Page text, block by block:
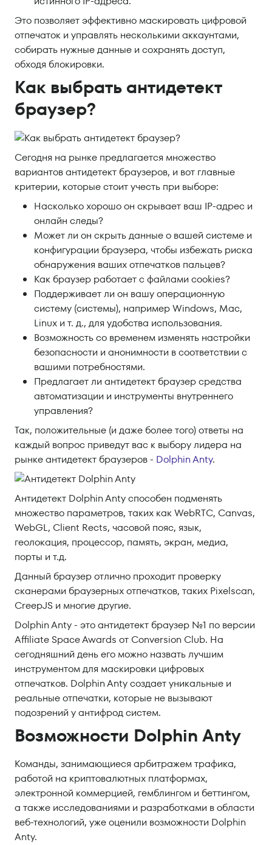
Это позволяет эффективно маскировать цифровой
отпечаток и управлять несколькими аккаунтами,
собирать нужные данные и сохранять доступ,
обходя блокировки.
Как выбрать антидетект
браузер?
Сегодня на рынке предлагается множество
вариантов антидетект браузеров, и вот главные
критерии, которые стоит учесть при выборе:
Насколько хорошо он скрывает ваш IP-адрес и
онлайн следы?
Может ли он скрыть данные о вашей системе и
конфигурации браузера, чтобы избежать риска
обнаружения ваших отпечатков пальцев?
Как браузер работает с файлами cookies?
Поддерживает ли он вашу операционную
систему (системы), например Windows, Mac,
Linux и т. д., для удобства использования.
Возможность со временем изменять настройки
безопасности и анонимности в соответствии с
вашими потребностями.
Предлагает ли антидетект браузер средства
автоматизации и инструменты внутреннего
управления?
Так, положительные (и даже более того) ответы на
каждый вопрос приведут вас к выбору лидера на
рынке антидетект браузеров - Dolphin Anty.
Антидетект Dolphin Anty способен подменять
множество параметров, таких как WebRTC, Canvas,
WebGL, Client Rects, часовой пояс, язык,
геолокация, процессор, память, экран, медиа,
порты и т.д.
Данный браузер отлично проходит проверку
сканерами браузерных отпечатков, таких Pixelscan,
CreepJS и многие другие.
Dolphin Anty - это антидетект браузер №1 по версии
Affiliate Space Awards от Conversion Club. На
сегодняшний день его можно назвать лучшим
инструментом для маскировки цифровых
отпечатков. Dolphin Anty создает уникальные и
реальные отпечатки, которые не вызывают
подозрений у антифрод систем.
Возможности Dolphin Anty
Команды, занимающиеся арбитражем трафика,
работой на криптовалютных платформах,
электронной коммерцией, гемблингом и беттингом,
а также исследованиями и разработками в области
веб-технологий, уже оценили возможности Dolphin
Anty.